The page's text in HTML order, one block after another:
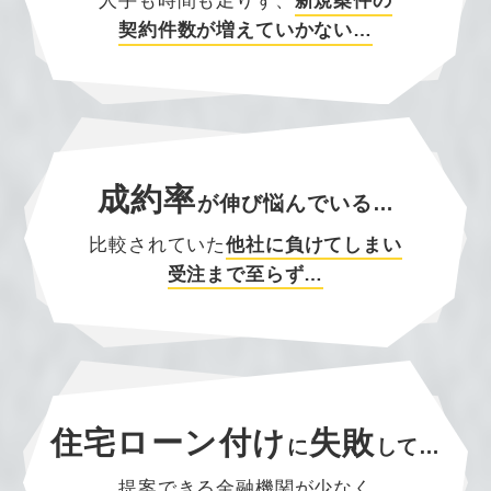
契約件数が増えていかない…
成約率が伸び悩んでいる…
比較されていた他社に負けてしまい
受注まで至らず…
住宅ローン付け に失敗 して…